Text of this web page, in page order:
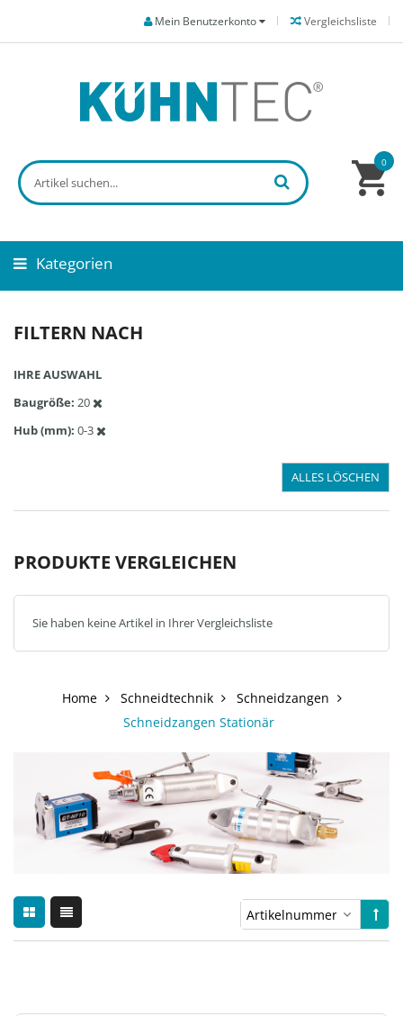
Vergleichsliste
Mein Benutzerkonto
0
Kategorien
FILTERN NACH
IHRE AUSWAHL
Baugröße 20
Hub (mm) 0-3
ALLES LÖSCHEN
PRODUKTE VERGLEICHEN
Sie haben keine Artikel in Ihrer Vergleichsliste
Home Schneidtechnik
Schneidzangen
Schneidzangen Stationär